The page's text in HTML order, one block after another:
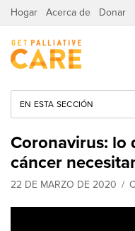
Hogar Acerca de Donar
EN ESTA SECCIÓN
Coronavirus: lo
cáncer
22 DE MARZO DE 2020